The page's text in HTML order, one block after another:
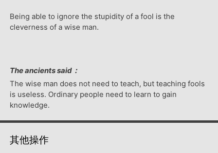
Being able to ignore the stupidity of a fool is the
cleverness of a wise man.
The ancients said：
The wise man does not need to teach, but teaching fools
is useless. Ordinary people need to learn to gain
knowledge.
其他操作